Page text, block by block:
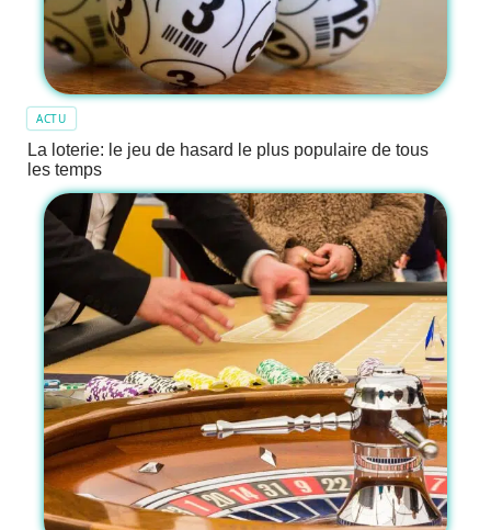
ACTU
La loterie: le jeu de hasard le plus populaire de tous
les temps